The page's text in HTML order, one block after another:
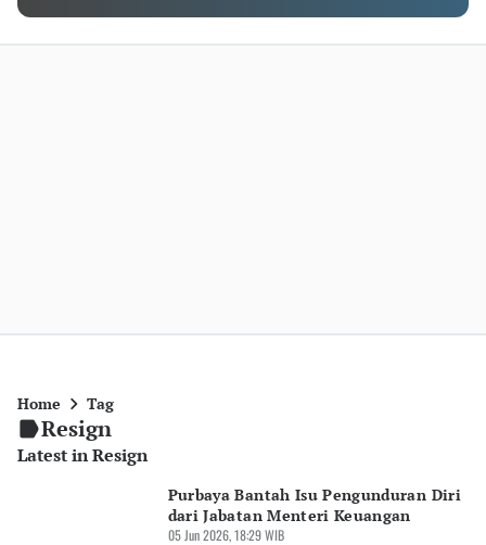
Home Tag
Resign
Latest in Resign
Purbaya Bantah Isu Pengunduran Diri
dari Jabatan Menteri Keuangan
05 Jun 2026, 18:29 WIB